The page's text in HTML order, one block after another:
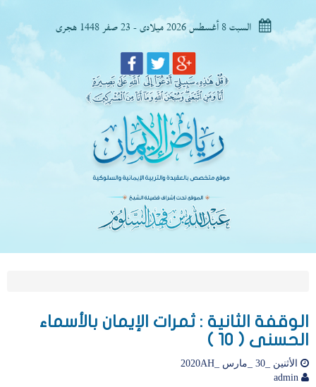
السبت 8 أغسطس 2026 ميلادى - 23 صفر 1448 هجرى
الوقفة الثانية : ثمرات الإيمان بالأسماء
الحسنى ( 10 )
الأثنين _30 _مارس _2020AH